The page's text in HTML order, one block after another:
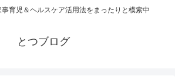
育児＆ヘルスケア活用法をまったりと模索中
とつブログ